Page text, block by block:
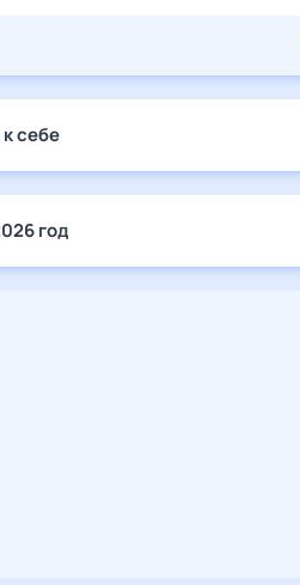
себе
год